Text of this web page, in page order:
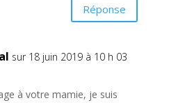
Réponse
sur 18 juin 2019 à 10 h 03
à votre mamie, je suis